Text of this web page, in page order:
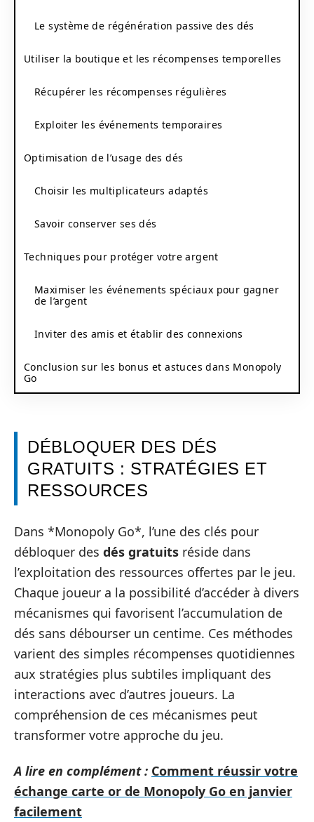
Le système de régénération passive des dés
Utiliser la boutique et les récompenses temporelles
Récupérer les récompenses régulières
Exploiter les événements temporaires
Optimisation de l’usage des dés
Choisir les multiplicateurs adaptés
Savoir conserver ses dés
Techniques pour protéger votre argent
Maximiser les événements spéciaux pour gagner
de l’argent
Inviter des amis et établir des connexions
Conclusion sur les bonus et astuces dans Monopoly
Go
DÉBLOQUER DES DÉS
GRATUITS : STRATÉGIES ET
RESSOURCES
Dans *Monopoly Go*, l’une des clés pour
débloquer des dés gratuits réside dans
l’exploitation des ressources offertes par le jeu.
Chaque joueur a la possibilité d’accéder à divers
mécanismes qui favorisent l’accumulation de
dés sans débourser un centime. Ces méthodes
varient des simples récompenses quotidiennes
aux stratégies plus subtiles impliquant des
interactions avec d’autres joueurs. La
compréhension de ces mécanismes peut
transformer votre approche du jeu.
A lire en complément : Comment réussir votre
échange carte or de Monopoly Go en janvier
facilement